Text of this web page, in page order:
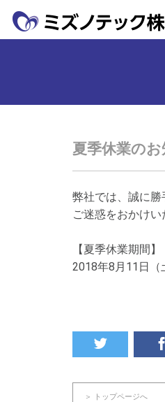
夏季休業の
弊社では、誠に勝
ご迷惑をおかけ
【夏季休業期間】
2018年8月11日（
＞ トップページへ